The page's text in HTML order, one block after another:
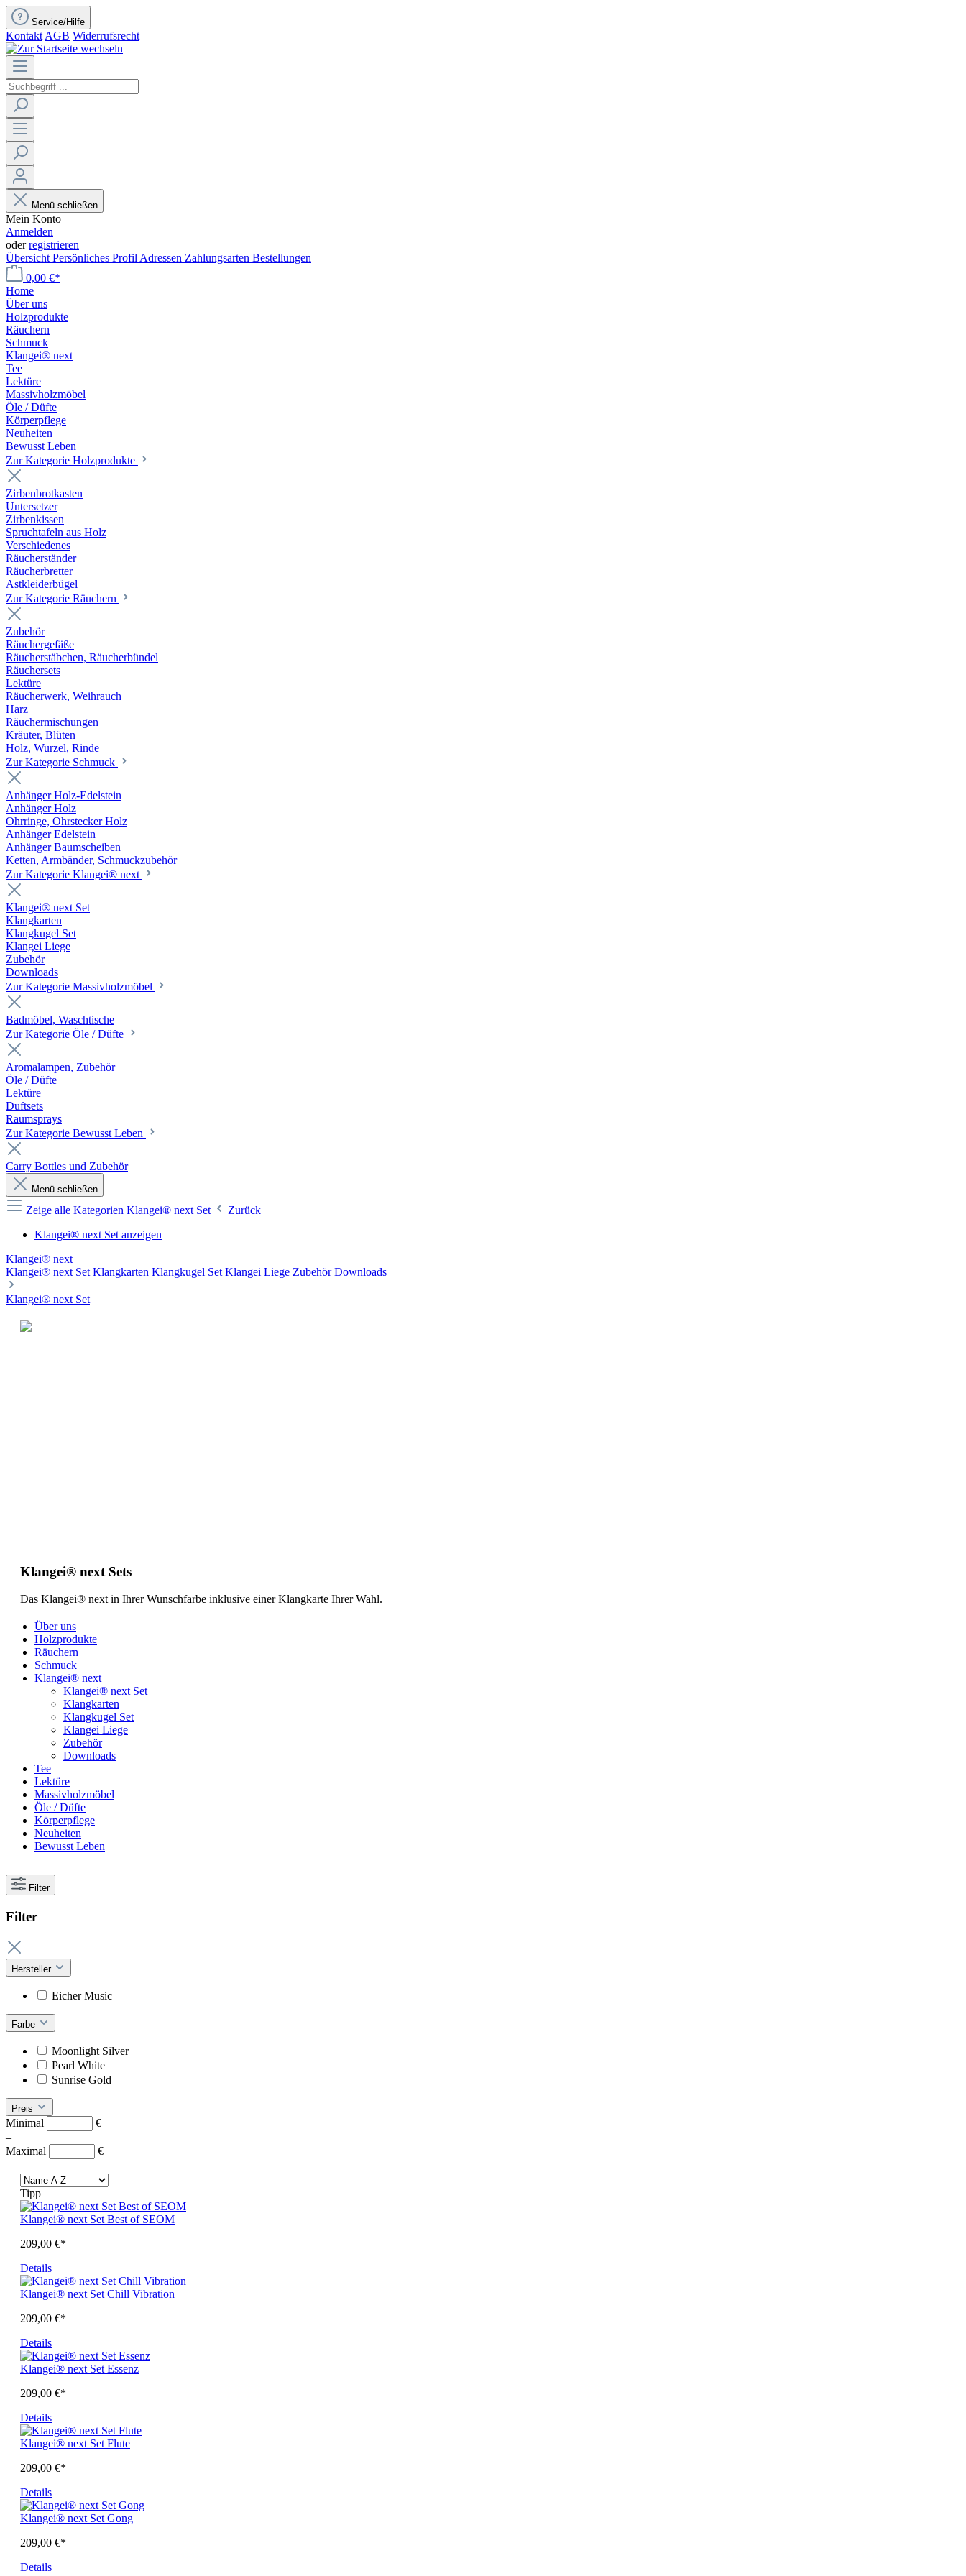
Service/Hilfe
Kontakt AGB Widerrufsrecht
Menü schließen
Mein Konto
Anmelden
oderregistrieren
Übersicht Persönliches Profil Adressen Zahlungsarten Bestellungen
0,00 €*
Home
Über uns
Holzprodukte
Räuchern
Schmuck
Klangei® next
Tee
Lektüre
Massivholzmöbel
Öle / Düfte
Körperpflege
Neuheiten
Bewusst Leben
Zur Kategorie Holzprodukte
Zirbenbrotkasten
Untersetzer
Zirbenkissen
Spruchtafeln aus Holz
Verschiedenes
Räucherständer
Räucherbretter
Astkleiderbügel
Zur Kategorie Räuchern
Zubehör
Räuchergefäße
Räucherstäbchen, Räucherbündel
Räuchersets
Lektüre
Räucherwerk, Weihrauch
Harz
Räuchermischungen
Kräuter, Blüten
Holz, Wurzel, Rinde
Zur Kategorie Schmuck
Anhänger Holz-Edelstein
Anhänger Holz
Ohrringe, Ohrstecker Holz
Anhänger Edelstein
Anhänger Baumscheiben
Ketten, Armbänder, Schmuckzubehör
Zur Kategorie Klangei® next
Klangei® next Set
Klangkarten
Klangkugel Set
Klangei Liege
Zubehör
Downloads
Zur Kategorie Massivholzmöbel
Badmöbel, Waschtische
Zur Kategorie Öle / Düfte
Aromalampen, Zubehör
Öle / Düfte
Lektüre
Duftsets
Raumsprays
Zur Kategorie Bewusst Leben
Carry Bottles und Zubehör
Menü schließen
Zeige alle Kategorien Klangei® next Set
Zurück
Klangei® next Set anzeigen
Klangei® next
Klangei® next Set Klangkarten Klangkugel Set Klangei Liege Zubehör Downloads
Klangei® next Set
Klangei® next Sets
Das Klangei® next in Ihrer Wunschfarbe inklusive einer Klangkarte Ihrer Wahl.
Über uns
Holzprodukte
Räuchern
Schmuck
Klangei® next
Klangei® next Set
Klangkarten
Klangkugel Set
Klangei Liege
Zubehör
Downloads
Tee
Lektüre
Massivholzmöbel
Öle / Düfte
Körperpflege
Neuheiten
Bewusst Leben
Filter
Filter
Hersteller
Eicher Music
Farbe
Moonlight Silver
Pearl White
Sunrise Gold
Preis
Minimal
€
–
Maximal
€
Tipp
Klangei® next Set Best of SEOM
209,00 €*
Details
Klangei® next Set Chill Vibration
209,00 €*
Details
Klangei® next Set Essenz
209,00 €*
Details
Klangei® next Set Flute
209,00 €*
Details
Klangei® next Set Gong
209,00 €*
Details